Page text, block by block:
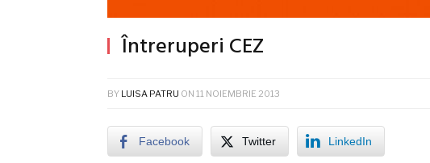
Întreruperi CEZ
BY LUISA PATRU ON 11 NOIEMBRIE 2013
Facebook Twitter LinkedIn